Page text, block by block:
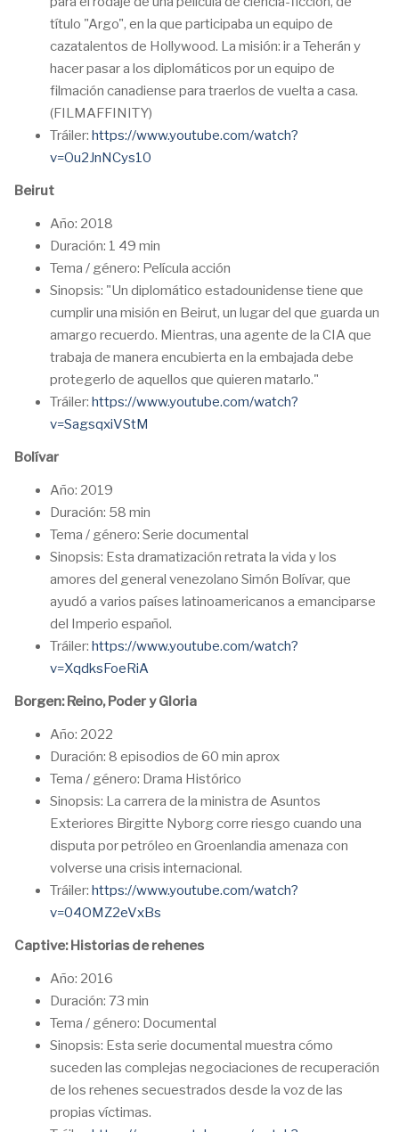
título "Argo", en la que participaba un equipo de
cazatalentos de Hollywood. La misión: ir a Teherán y
hacer pasar a los diplomáticos por un equipo de
filmación canadiense para traerlos de vuelta a casa.
(FILMAFFINITY)
Tráiler: https://www.youtube.com/watch?
v=Ou2JnNCys10
Beirut
Año: 2018
Duración: 1 49 min
Tema / género: Película acción
Sinopsis: "Un diplomático estadounidense tiene que
cumplir una misión en Beirut, un lugar del que guarda un
amargo recuerdo. Mientras, una agente de la CIA que
trabaja de manera encubierta en la embajada debe
protegerlo de aquellos que quieren matarlo."
Tráiler: https://www.youtube.com/watch?
v=SagsqxiVStM
Bolívar
Año: 2019
Duración: 58 min
Tema / género: Serie documental
Sinopsis: Esta dramatización retrata la vida y los
amores del general venezolano Simón Bolívar, que
ayudó a varios países latinoamericanos a emanciparse
del Imperio español.
Tráiler: https://www.youtube.com/watch?
v=XqdksFoeRiA
Borgen: Reino, Poder y Gloria
Año: 2022
Duración: 8 episodios de 60 min aprox
Tema / género: Drama Histórico
Sinopsis: La carrera de la ministra de Asuntos
Exteriores Birgitte Nyborg corre riesgo cuando una
disputa por petróleo en Groenlandia amenaza con
volverse una crisis internacional.
Tráiler: https://www.youtube.com/watch?
v=04OMZ2eVxBs
Captive: Historias de rehenes
Año: 2016
Duración: 73 min
Tema / género: Documental
Sinopsis: Esta serie documental muestra cómo
suceden las complejas negociaciones de recuperación
de los rehenes secuestrados desde la voz de las
propias víctimas.